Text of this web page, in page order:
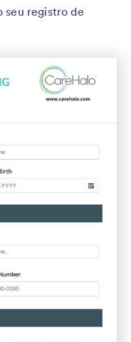
seu registro de